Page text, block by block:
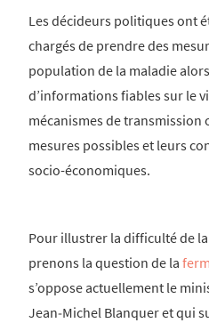
Les décideurs politiques ont
chargés de prendre des
population de la maladie
d’informations fiables sur le
mécanismes de transmission
mesures possibles et leurs
socio-économiques.
Pour illustrer la difficulté de
prenons la question de la
s’oppose actuellement le
Jean‑Michel Blanquer et qui